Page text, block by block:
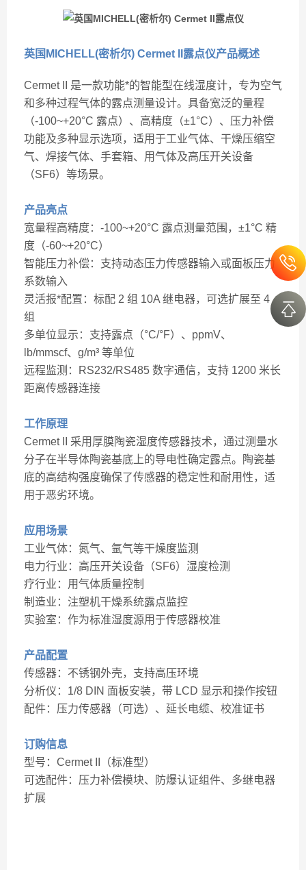
英国MICHELL(密析尔) Cermet II露点仪产品概述
Cermet II 是一款功能*的智能型在线湿度计，专为空气
和多种过程气体的露点测量设计。具备宽泛的量程
（-100~+20°C 露点）、高精度（±1°C）、压力补偿
功能及多种显示选项，适用于工业气体、干燥压缩空
气、焊接气体、手套箱、用气体及高压开关设备
（SF6）等场景。
产品亮点
宽量程高精度：-100~+20°C 露点测量范围，±1°C 精
度（-60~+20°C）
智能压力补偿：支持动态压力传感器输入或面板压力
系数输入
灵活报*配置：标配 2 组 10A 继电器，可选扩展至 4
组
多单位显示：支持露点（°C/°F）、ppmV、
lb/mmscf、g/m³ 等单位
远程监测：RS232/RS485 数字通信，支持 1200 米长
距离传感器连接
工作原理
Cermet II 采用厚膜陶瓷湿度传感器技术，通过测量水
分子在半导体陶瓷基底上的导电性确定露点。陶瓷基
底的高结构强度确保了传感器的稳定性和耐用性，适
用于恶劣环境。
应用场景
工业气体：氮气、氩气等干燥度监测
电力行业：高压开关设备（SF6）湿度检测
疗行业：用气体质量控制
制造业：注塑机干燥系统露点监控
实验室：作为标准湿度源用于传感器校准
产品配置
传感器：不锈钢外壳，支持高压环境
分析仪：1/8 DIN 面板安装，带 LCD 显示和操作按钮
配件：压力传感器（可选）、延长电缆、校准证书
订购信息
型号：Cermet II（标准型）
可选配件：压力补偿模块、防爆认证组件、多继电器
扩展